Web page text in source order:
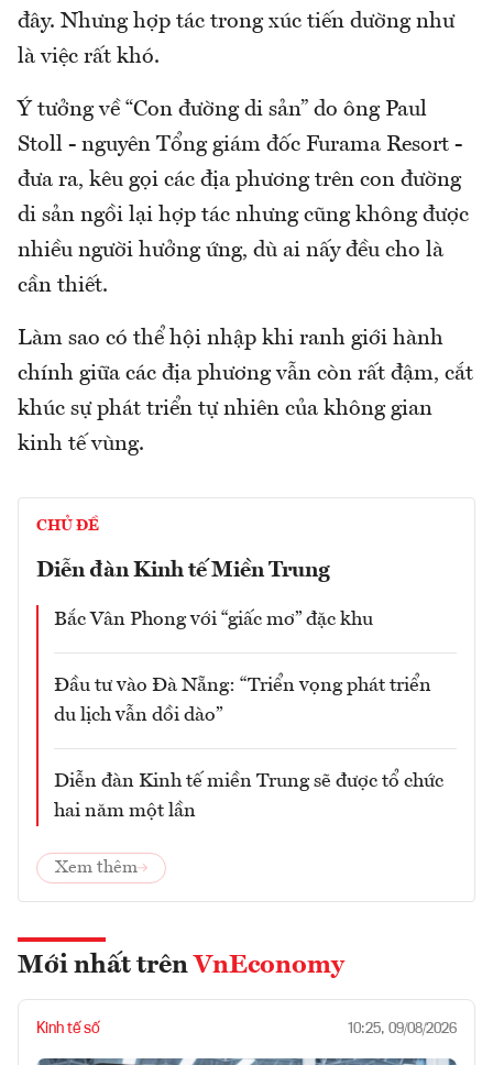
đây. Nhưng hợp tác trong xúc tiến dường như
là việc rất khó.
Ý tưởng về “Con đường di sản” do ông Paul
Stoll - nguyên Tổng giám đốc Furama Resort -
đưa ra, kêu gọi các địa phương trên con đường
di sản ngồi lại hợp tác nhưng cũng không được
nhiều người hưởng ứng, dù ai nấy đều cho là
cần thiết.
Làm sao có thể hội nhập khi ranh giới hành
chính giữa các địa phương vẫn còn rất đậm, cắt
khúc sự phát triển tự nhiên của không gian
kinh tế vùng.
CHỦ ĐỀ
Diễn đàn Kinh tế Miền Trung
Bắc Vân Phong với “giấc mơ” đặc khu
Đầu tư vào Đà Nẵng: “Triển vọng phát triển
du lịch vẫn dồi dào”
Diễn đàn Kinh tế miền Trung sẽ được tổ chức
hai năm một lần
Xem thêm
Mới nhất trên VnEconomy
Kinh tế số 10:25, 09/08/2026